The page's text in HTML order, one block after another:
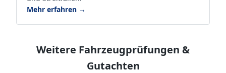
Mehr erfahren →
Weitere Fahrzeugprüfungen &
Gutachten